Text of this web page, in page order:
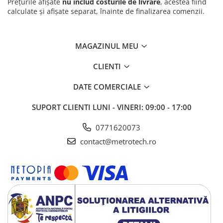
Pini cilindrici de masurare
Circometre
Cronometru si numaratoare
Cantare si dinamometre industriale
Cantare cu carlig
Cantare de precizie
Cantare de banc
Cantare cu platforma
calculate și afișate separat, înainte de finalizarea comenzii.
MAGAZINUL MEU
CLIENTI
DATE COMERCIALE
SUPORT CLIENTI LUNI - VINERI: 09:00 - 17:00
0771620073
contact@metrotech.ro